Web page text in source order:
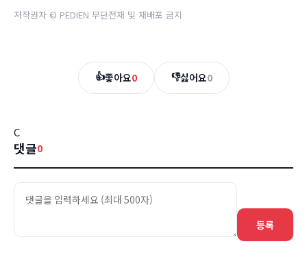
저작권자 © PEDIEN 무단전재 및 재배포 금지
👍좋아요0 👎싫어요0
C
댓글0
등록